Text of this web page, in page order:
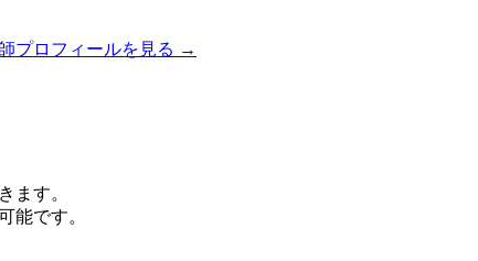
プロフィールを見る →
ます。
能です。